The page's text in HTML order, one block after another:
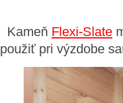
Kameň Flexi-Slate
použiť pri výzdobe